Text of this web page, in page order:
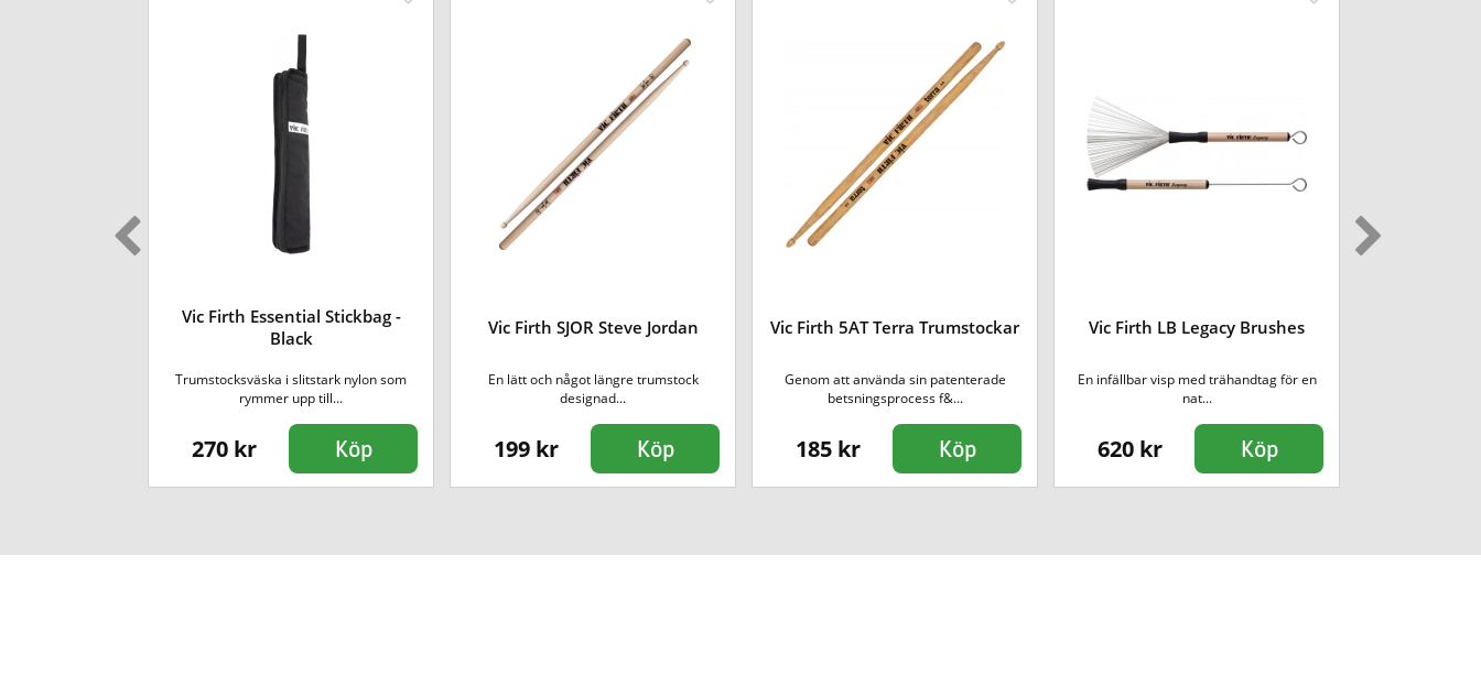
Vic Firth Essential Stickbag -
Black
Trumstocksväska i slitstark nylon som
rymmer upp till...
270 kr Köp
Vic Firth SJOR Steve Jordan
En lätt och något längre trumstock
designad...
199 kr Köp
Vic Firth 5AT Terra Trumstockar
Genom att använda sin patenterade
betsningsprocess f&...
185 kr Köp
Vic Firth LB Legacy Brushes
En infällbar visp med trähandtag för en
nat...
620 kr Köp